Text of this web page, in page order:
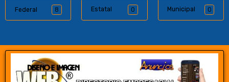
Federal 8 Estatal 0 Municipal 0